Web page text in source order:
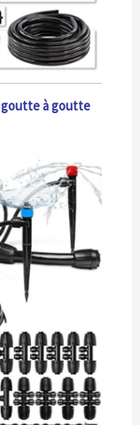
goutte à goutte